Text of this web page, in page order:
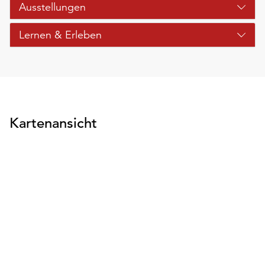
Ausstellungen
Lernen & Erleben
Kartenansicht